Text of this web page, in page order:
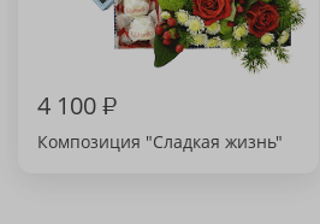
4 100₽
Композиция "Сладкая жизнь"